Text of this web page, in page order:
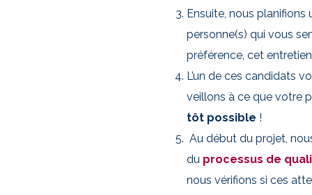
Ensuite, nous planifions
personne(s) qui vous
préférence, cet
L’un de ces candidats
veillons à ce que votre
tôt possible !
Au début du projet,
du processus de
nous vérifions si ces